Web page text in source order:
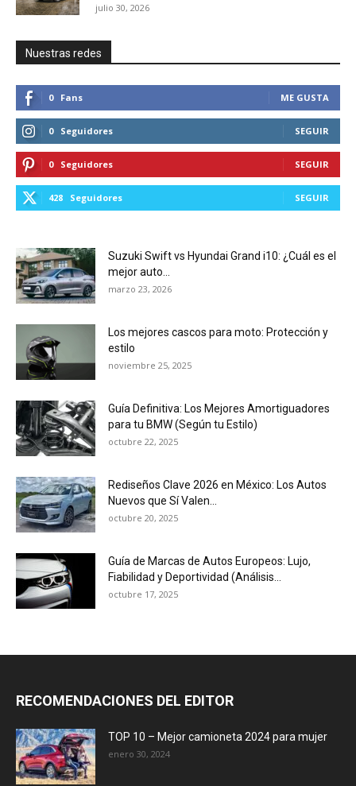
julio 30, 2026
Nuestras redes
0 Fans ME GUSTA
0 Seguidores SEGUIR
0 Seguidores SEGUIR
428 Seguidores SEGUIR
Suzuki Swift vs Hyundai Grand i10: ¿Cuál es el
mejor auto...
marzo 23, 2026
Los mejores cascos para moto: Protección y
estilo
noviembre 25, 2025
Guía Definitiva: Los Mejores Amortiguadores
para tu BMW (Según tu Estilo)
octubre 22, 2025
Rediseños Clave 2026 en México: Los Autos
Nuevos que Sí Valen...
octubre 20, 2025
Guía de Marcas de Autos Europeos: Lujo,
Fiabilidad y Deportividad (Análisis...
octubre 17, 2025
RECOMENDACIONES DEL EDITOR
TOP 10 – Mejor camioneta 2024 para mujer
enero 30, 2024